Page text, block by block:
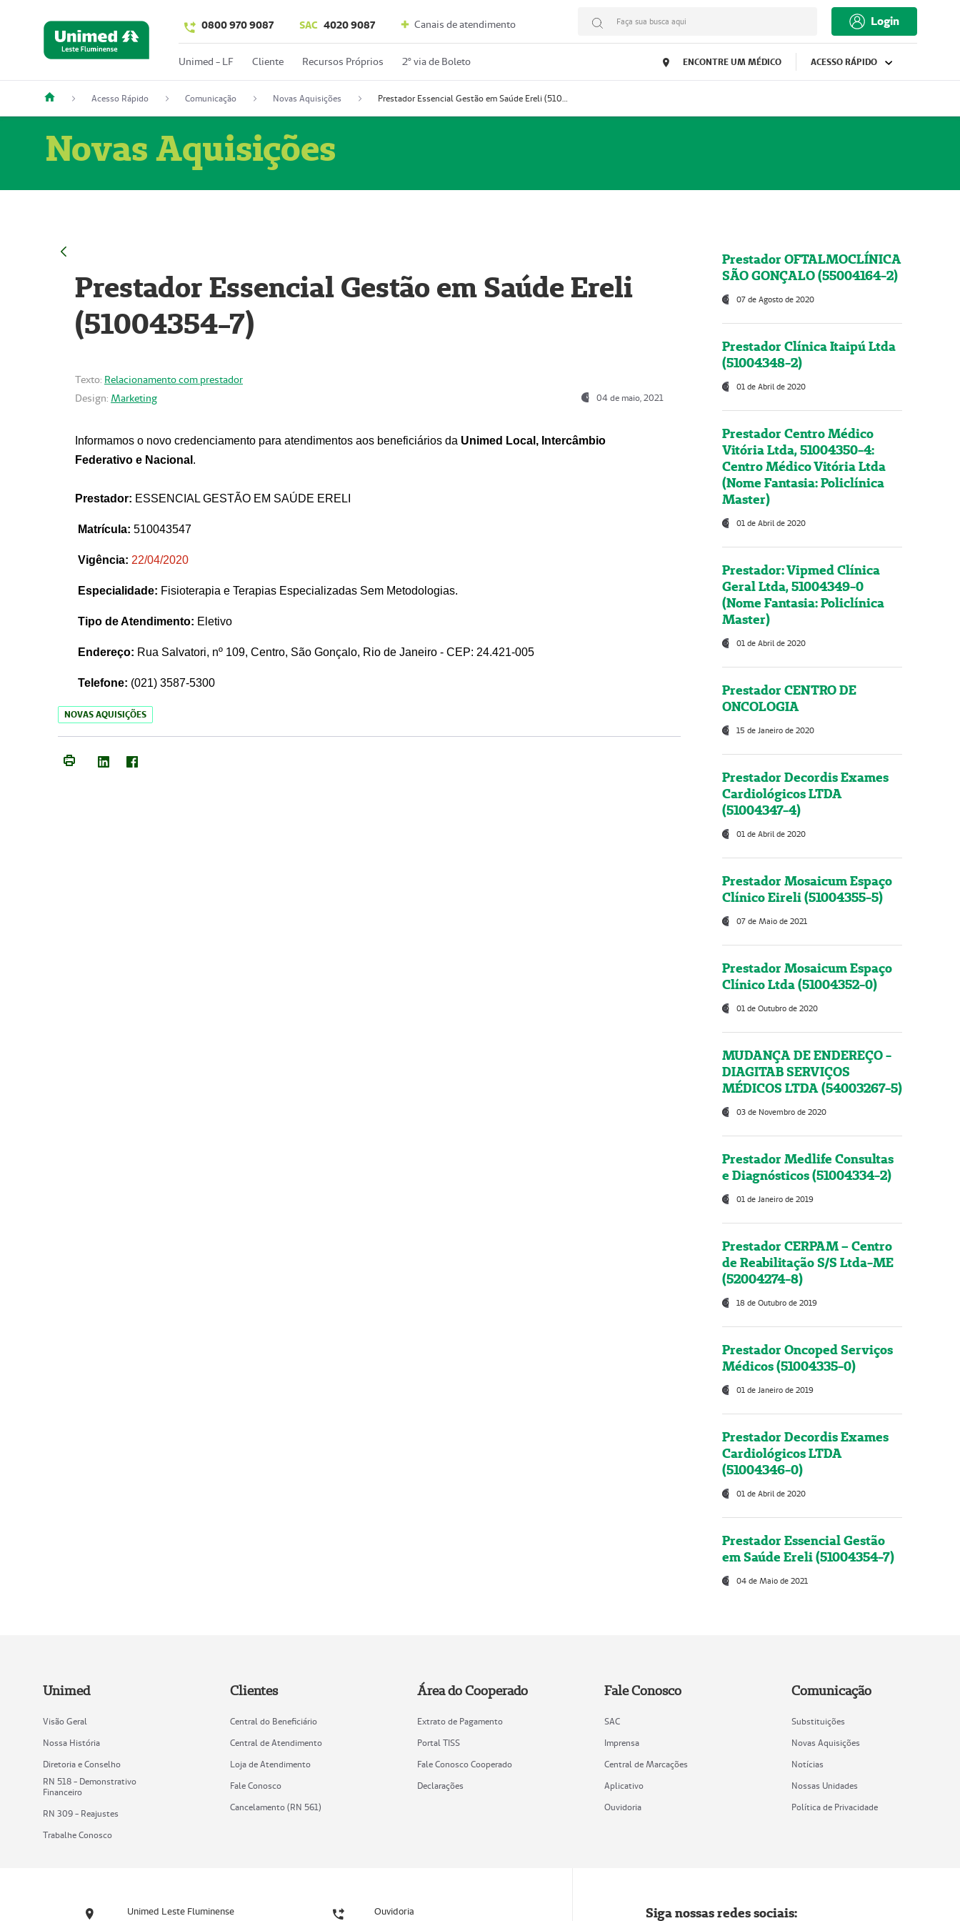
0800 970 9087 SAC 4020 9087 Canais de atendimento Faça sua busca aqui Login
Unimed - LF Cliente Recursos Próprios 2º via de Boleto ENCONTRE UM MÉDICO ACESSO RÁPIDO
Acesso Rápido Comunicação Novas Aquisições Prestador Essencial Gestão em Saúde Ereli (51004354-7)
Novas Aquisições
Prestador Essencial Gestão em Saúde Ereli
(51004354-7)
Texto: Relacionamento com prestador
Design: Marketing 04 de maio, 2021
Informamos o novo credenciamento para atendimentos aos beneficiários da Unimed Local, Intercâmbio
Federativo e Nacional .
Prestador: ESSENCIAL GESTÃO EM SAÚDE ERELI
Matrícula: 510043547
Vigência: 22/04/2020
Especialidade: Fisioterapia e Terapias Especializadas Sem Metodologias.
Tipo de Atendimento: Eletivo
Endereço: Rua Salvatori, nº 109, Centro, São Gonçalo, Rio de Janeiro - CEP: 24.421-005
Telefone: (021) 3587-5300
NOVAS AQUISIÇÕES
Prestador OFTALMOCLÍNICA
SÃO GONÇALO (55004164-2)
07 de Agosto de 2020
Prestador Clínica Itaipú Ltda
(51004348-2)
01 de Abril de 2020
Prestador Centro Médico
Vitória Ltda, 51004350-4:
Centro Médico Vitória Ltda
(Nome Fantasia: Policlínica
Master)
01 de Abril de 2020
Prestador: Vipmed Clínica
Geral Ltda, 51004349-0
(Nome Fantasia: Policlínica
Master)
01 de Abril de 2020
Prestador CENTRO DE
ONCOLOGIA
15 de Janeiro de 2020
Prestador Decordis Exames
Cardiológicos LTDA
(51004347-4)
01 de Abril de 2020
Prestador Mosaicum Espaço
Clínico Eireli (51004355-5)
07 de Maio de 2021
Prestador Mosaicum Espaço
Clínico Ltda (51004352-0)
01 de Outubro de 2020
MUDANÇA DE ENDEREÇO -
DIAGITAB SERVIÇOS
MÉDICOS LTDA (54003267-5)
03 de Novembro de 2020
Prestador Medlife Consultas
e Diagnósticos (51004334-2)
01 de Janeiro de 2019
Prestador CERPAM – Centro
de Reabilitação S/S Ltda-ME
(52004274-8)
18 de Outubro de 2019
Prestador Oncoped Serviços
Médicos (51004335-0)
01 de Janeiro de 2019
Prestador Decordis Exames
Cardiológicos LTDA
(51004346-0)
01 de Abril de 2020
Prestador Essencial Gestão
em Saúde Ereli (51004354-7)
04 de Maio de 2021
Unimed
Visão Geral
Nossa História
Diretoria e Conselho
RN 518 - Demonstrativo
Financeiro
RN 309 - Reajustes
Trabalhe Conosco
Clientes
Central do Beneficiário
Central de Atendimento
Loja de Atendimento
Fale Conosco
Cancelamento (RN 561)
Área do Cooperado
Extrato de Pagamento
Portal TISS
Fale Conosco Cooperado
Declarações
Fale Conosco
SAC
Imprensa
Central de Marcações
Aplicativo
Ouvidoria
Comunicação
Substituições
Novas Aquisições
Notícias
Nossas Unidades
Política de Privacidade
Unimed Leste Fluminense Ouvidoria Siga nossas redes sociais: